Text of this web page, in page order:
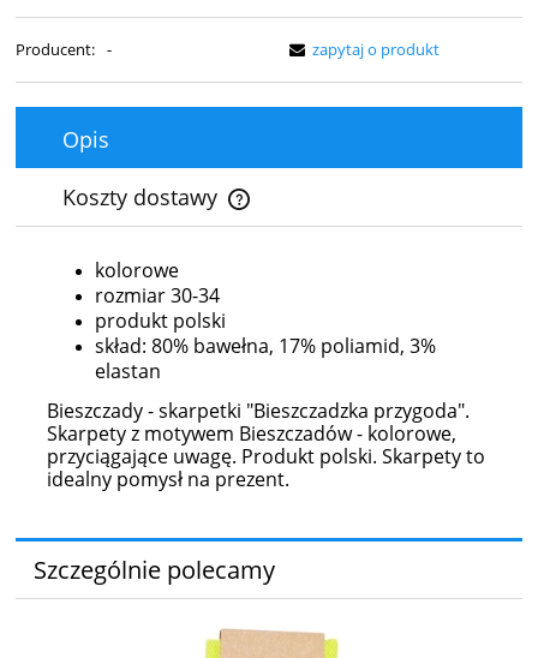
Producent: - zapytaj o produkt
Opis
Koszty dostawy
Cena nie zawiera ewentualnych kosztów płatności
kolorowe
rozmiar 30-34
produkt polski
skład: 80% bawełna, 17% poliamid, 3%
elastan
Bieszczady - skarpetki "Bieszczadzka przygoda".
Skarpety z motywem Bieszczadów - kolorowe,
przyciągające uwagę. Produkt polski. Skarpety to
idealny pomysł na prezent.
Szczególnie polecamy